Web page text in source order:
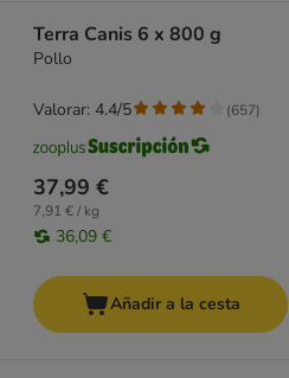
Terra Canis 6 x 800 g
Pollo
37,99 €
7,91 € / kg
36,09 €
Valorar: 4.4/5 (657)
Añadir a la cesta